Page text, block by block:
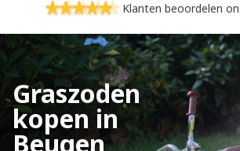
Klanten beoordelen
Graszoden
kopen in
Beugen